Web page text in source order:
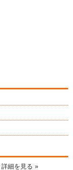
詳細を見る »